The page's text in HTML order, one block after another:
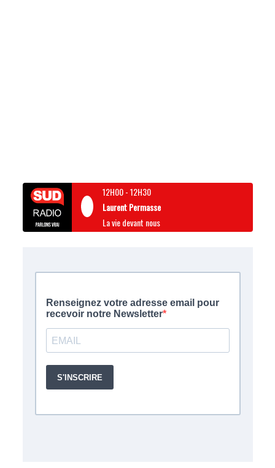
12H00-12H30
Laurent Permasse
La vie devant nous